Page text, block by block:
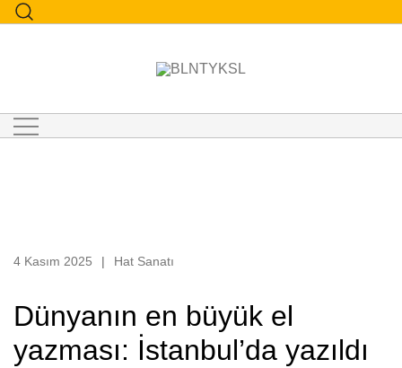
4 Kasım 2025 Hat Sanatı
Dünyanın en büyük el
yazması: İstanbul’da yazıldı